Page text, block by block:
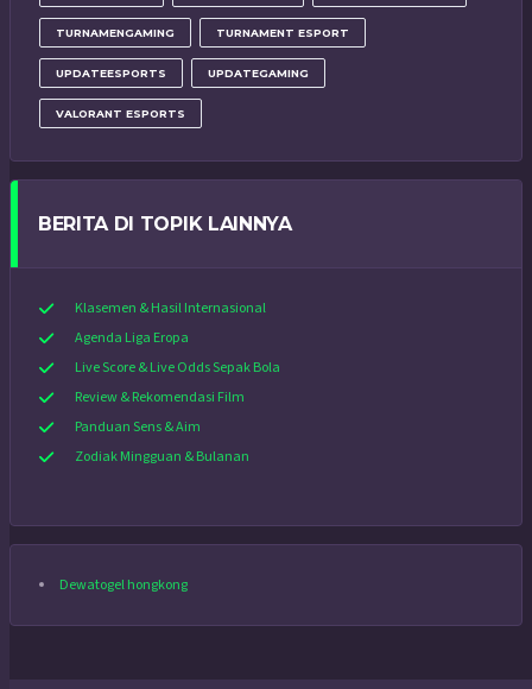
TURNAMENGAMING TURNAMENT ESPORT
UPDATEESPORTS UPDATEGAMING
VALORANT ESPORTS
BERITA DI TOPIK LAINNYA
Klasemen & Hasil Internasional
Agenda Liga Eropa
Live Score & Live Odds Sepak Bola
Review & Rekomendasi Film
Panduan Sens & Aim
Zodiak Mingguan & Bulanan
Dewatogel hongkong